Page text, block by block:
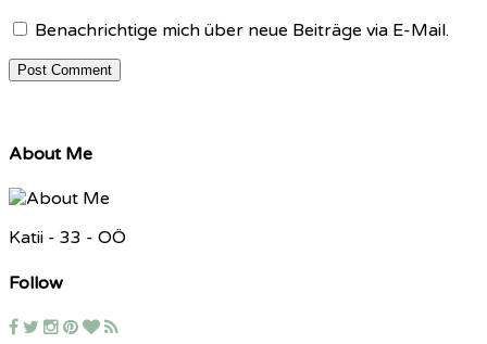
Benachrichtige mich über neue Beiträge via E-Mail.
About Me
Katii - 33 - OÖ
Follow